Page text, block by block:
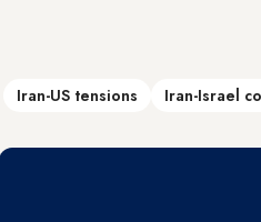
Iran-Israel
Iran-US tensions